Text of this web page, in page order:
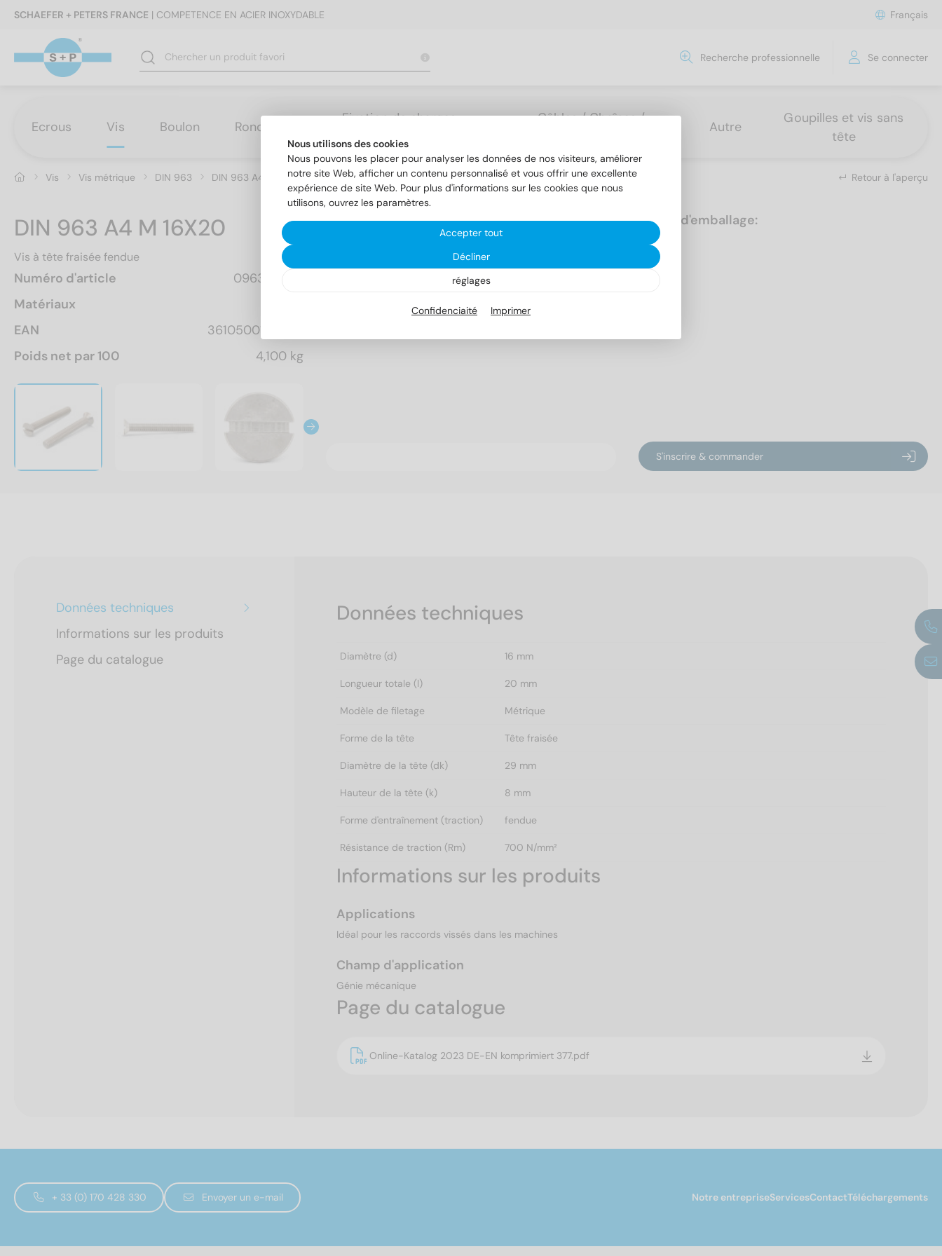
SCHAEFER + PETERS FRANCE | COMPETENCE EN ACIER INOXYDABLE Français
Recherche professionnelle Se connecter
Ecrous Vis Boulon Rondelles
Fixation de charges
lourdes
Câbles / Chaînes /
Autre
Goupilles et vis sans
tête
Vis Vis métrique DIN 963 DIN 963 A4 M 16X20 Retour à l'aperçu
DIN 963 A4 M 16X20
Vis à tête fraisée fendue
Numéro d'article
0963416 20
Matériaux
EAN
3610500163630
Poids net par 100
4,100 kg
Unités d'emballage:
25
S'inscrire & commander
Données techniques
Informations sur les produits
Page du catalogue
Données techniques
Diamètre (d) 16 mm
Longueur totale (l) 20 mm
Modèle de filetage Métrique
Forme de la tête Tête fraisée
Diamètre de la tête (dk) 29 mm
Hauteur de la tête (k) 8 mm
Forme d'entraînement (traction) fendue
Résistance de traction (Rm) 700 N/mm²
Informations sur les produits
Applications
Idéal pour les raccords vissés dans les machines
Champ d'application
Génie mécanique
Page du catalogue
Online-Katalog 2023 DE-EN komprimiert 377.pdf
+ 33 (0) 170 428 330 Envoyer un e-mail Notre entrepriseServicesContactTéléchargements
Nous utilisons des cookies
Nous pouvons les placer pour analyser les données de nos visiteurs, améliorer
notre site Web, afficher un contenu personnalisé et vous offrir une excellente
expérience de site Web. Pour plus d'informations sur les cookies que nous
utilisons, ouvrez les paramètres.
Accepter tout
Décliner
réglages
Confidenciaité Imprimer